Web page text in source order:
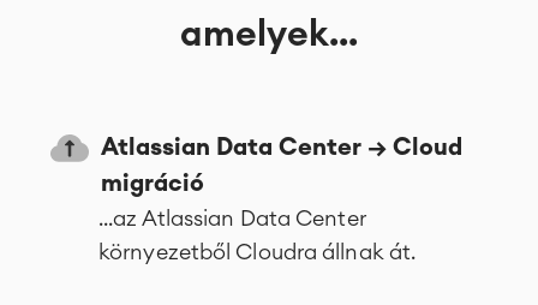
amelyek...
Atlassian Data Center → Cloud
migráció
...az Atlassian Data Center
környezetből Cloudra állnak át.